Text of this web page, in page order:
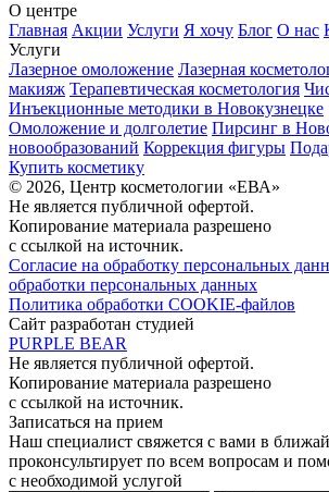
О центре
Главная Акции Услуги Я хочу Блог О нас
Услуги
Лазерное омоложение Лазерная
макияж Терапевтическая косметология
Инъекционные методики в Новокузнецке
Омоложение и долголетие Пирсинг в
новообразований Коррекция фигуры
Купить косметику
© 2026, Центр косметологии «ЕВА»
Не является публичной офертой.
Копирование материала разрешено
с ссылкой на источник.
Согласие на обработку персональных
обработки персональных данных
Политика обработки COOKIE-файлов
Сайт разработан студией
PURPLE BEAR
Не является публичной офертой.
Копирование материала разрешено
с ссылкой на источник.
Записаться на прием
Наш специалист свяжется с вами в
проконсультирует по всем вопросам и
с необходимой услугой